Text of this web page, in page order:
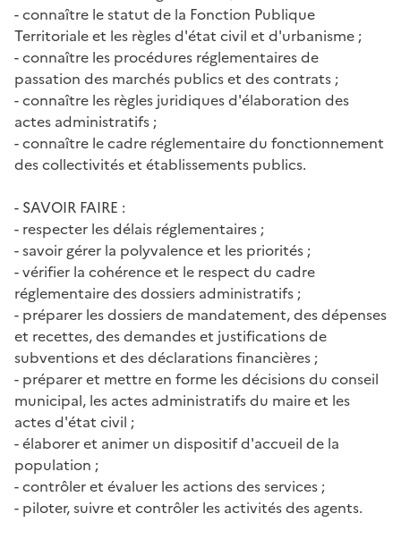
- connaître le statut de la Fonction Publique
Territoriale et les règles d'état civil et d'urbanisme ;
- connaître les procédures réglementaires de
passation des marchés publics et des contrats ;
- connaître les règles juridiques d'élaboration des
actes administratifs ;
- connaître le cadre réglementaire du fonctionnement
des collectivités et établissements publics.
- SAVOIR FAIRE :
- respecter les délais réglementaires ;
- savoir gérer la polyvalence et les priorités ;
- vérifier la cohérence et le respect du cadre
réglementaire des dossiers administratifs ;
- préparer les dossiers de mandatement, des dépenses
et recettes, des demandes et justifications de
subventions et des déclarations financières ;
- préparer et mettre en forme les décisions du conseil
municipal, les actes administratifs du maire et les
actes d'état civil ;
- élaborer et animer un dispositif d'accueil de la
population ;
- contrôler et évaluer les actions des services ;
- piloter, suivre et contrôler les activités des agents.